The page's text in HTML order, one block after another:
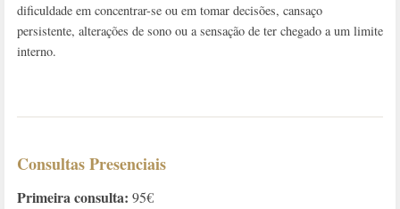
dificuldade em concentrar-se ou em tomar decisões, cansaço
persistente, alterações de sono ou a sensação de ter chegado a um limite
interno.
Consultas Presenciais
Primeira consulta: 95€